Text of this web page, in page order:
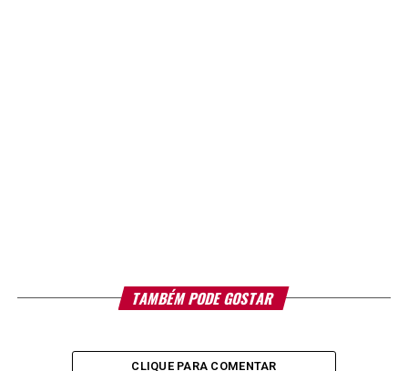
TAMBÉM PODE GOSTAR
CLIQUE PARA COMENTAR